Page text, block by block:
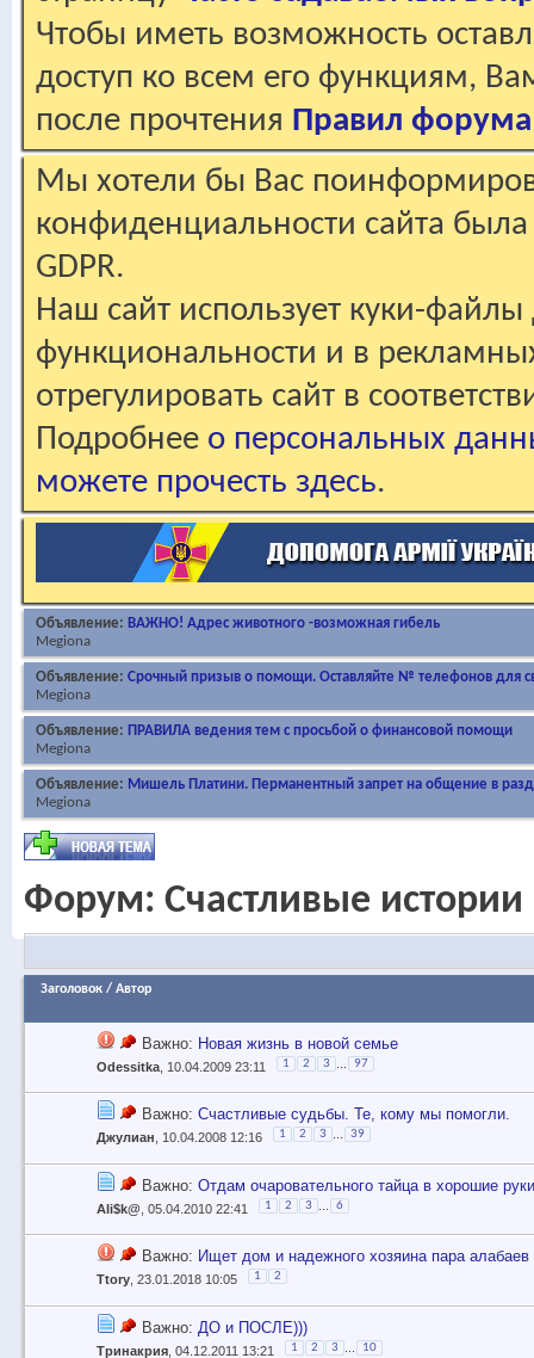
Чтобы иметь возможность
доступ ко всем его функциям,
после прочтения Правил форума
Мы хотели бы Вас
конфиденциальности сайта
GDPR.
Наш сайт использует куки-файлы
функциональности и в
отрегулировать сайт в
Подробнее о персональных
можете прочесть здесь.
Объявление: ВАЖНО! Адрес животного -возможная гибель
Megiona
Объявление: Срочный призыв о помощи. Оставляйте № телефонов для
Megiona
Объявление: ПРАВИЛА ведения тем с просьбой о финансовой помощи
Megiona
Объявление: Мишель Платини. Перманентный запрет на общение в
Megiona
Форум: Счастливые истории
Заголовок / Автор
Важно: Новая жизнь в новой семье
Odessitka , 10.04.2009 23:11 1 2 3 97
Важно: Счастливые судьбы. Те, кому мы помогли.
Джулиан , 10.04.2008 12:16 1 2 3 39
Важно: Отдам очаровательного тайца в хорошие руки
Ali$k@ , 05.04.2010 22:41 1 2 3 6
Важно: Ищет дом и надежного хозяина пара алабаев
Ttory , 23.01.2018 10:05 1 2
Важно: ДО и ПОСЛЕ)))
Тринакрия , 04.12.2011 13:21 1 2 3 10